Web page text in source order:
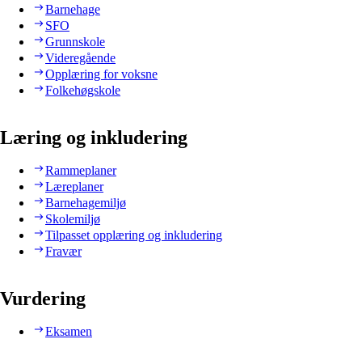
Barnehage
SFO
Grunnskole
Videregående
Opplæring for voksne
Folkehøgskole
Læring og inkludering
Rammeplaner
Læreplaner
Barnehagemiljø
Skolemiljø
Tilpasset opplæring og inkludering
Fravær
Vurdering
Eksamen